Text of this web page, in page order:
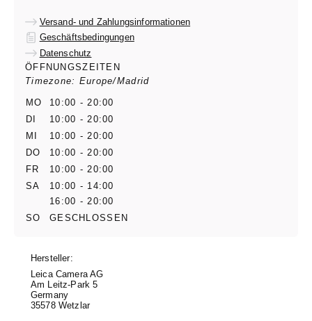
Versand- und Zahlungsinformationen
Geschäftsbedingungen
Datenschutz
ÖFFNUNGSZEITEN
Timezone: Europe/Madrid
MO
10:00 - 20:00
DI
10:00 - 20:00
MI
10:00 - 20:00
DO
10:00 - 20:00
FR
10:00 - 20:00
SA
10:00 - 14:00
16:00 - 20:00
SO
GESCHLOSSEN
Hersteller:
Leica Camera AG
Am Leitz-Park 5
Germany
35578 Wetzlar